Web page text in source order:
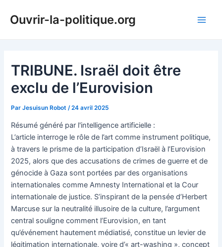
Ouvrir-la-politique.org
TRIBUNE. Israël doit être
exclu de l’Eurovision
ParJesuisun Robot /24 avril 2025
Résumé généré par l'intelligence artificielle :
L’article interroge le rôle de l’art comme instrument politique,
à travers le prisme de la participation d’Israël à l’Eurovision
2025, alors que des accusations de crimes de guerre et de
génocide à Gaza sont portées par des organisations
internationales comme Amnesty International et la Cour
internationale de justice. S’inspirant de la pensée d’Herbert
Marcuse sur la neutralité illusoire de la culture, l’argument
central souligne comment l’Eurovision, en tant
qu’événement hautement médiatisé, constitue un levier de
légitimation internationale, voire d’« art-washing », concept